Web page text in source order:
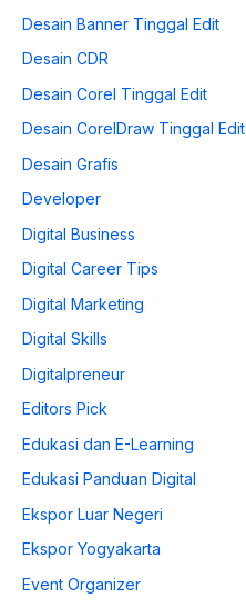
Desain Banner Tinggal Edit
Desain CDR
Desain Corel Tinggal Edit
Desain CorelDraw Tinggal Edit
Desain Grafis
Developer
Digital Business
Digital Career Tips
Digital Marketing
Digital Skills
Digitalpreneur
Editors Pick
Edukasi dan E-Learning
Edukasi Panduan Digital
Ekspor Luar Negeri
Ekspor Yogyakarta
Event Organizer